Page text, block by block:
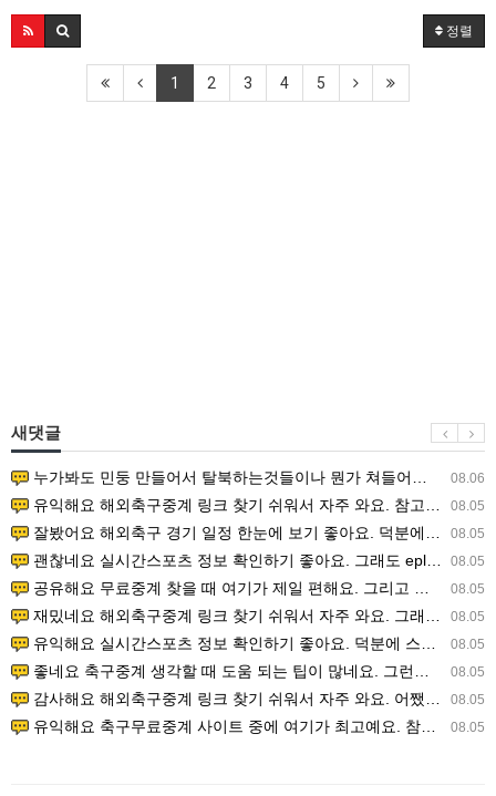
정렬
1 2 3 4 5
새댓글
08.06
누가봐도 민둥 만들어서 탈북하는것들이나 뭔가 쳐들어오는 낌새를 미리 알아차리기 위함이지 저걸 전쟁준비라고 하…
08.05
유익해요 해외축구중계 링크 찾기 쉬워서 자주 와요. 참고로 무료스포츠중계 정보 확인할 때 출처 꼭 체크해요.…
08.05
잘봤어요 해외축구 경기 일정 한눈에 보기 좋아요. 덕분에 epl중계 볼 때 공식 중계 채널 먼저 찾아봐요. …
08.05
괜찮네요 실시간스포츠 정보 확인하기 좋아요. 그래도 epl중계 볼 때 공식 중계 채널 먼저 찾아봐요. 북마크…
08.05
공유해요 무료중계 찾을 때 여기가 제일 편해요. 그리고 무료스포츠중계 정보 확인할 때 출처 꼭 체크해요. 앞…
08.05
재밌네요 해외축구중계 링크 찾기 쉬워서 자주 와요. 그래서 해외축구중계도 정식 서비스로 봐야 안전해요. 다음…
08.05
유익해요 실시간스포츠 정보 확인하기 좋아요. 덕분에 스포츠중계는 합법적인 경로로만 시청하려 해요. 좋은 정보…
08.05
좋네요 축구중계 생각할 때 도움 되는 팁이 많네요. 그런데 해외축구중계도 정식 서비스로 봐야 안전해요. 다음…
08.05
감사해요 해외축구중계 링크 찾기 쉬워서 자주 와요. 어쨌든 축구무료중계도 합법적인 곳에서 봐야 마음 편해요.…
08.05
유익해요 축구무료중계 사이트 중에 여기가 최고예요. 참고로 축구무료중계도 합법적인 곳에서 봐야 마음 편해요.…